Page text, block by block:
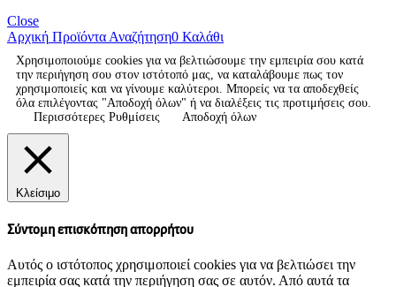
Close
Αρχική Προϊόντα Αναζήτηση0 Καλάθι
Χρησιμοποιούμε cookies για να βελτιώσουμε την εμπειρία σου κατά
την περιήγηση σου στον ιστότοπό μας, να καταλάβουμε πως τον
χρησιμοποιείς και να γίνουμε καλύτεροι. Μπορείς να τα αποδεχθείς
όλα επιλέγοντας "Αποδοχή όλων" ή να διαλέξεις τις προτιμήσεις σου.
Περισσότερες Ρυθμίσεις
Αποδοχή όλων
Κλείσιμο
Σύντομη επισκόπηση απορρήτου
Αυτός ο ιστότοπος χρησιμοποιεί cookies για να βελτιώσει την
εμπειρία σας κατά την περιήγηση σας σε αυτόν. Από αυτά τα